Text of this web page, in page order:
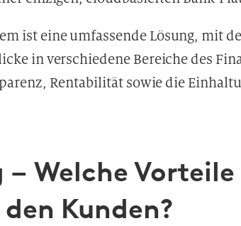
ist eine umfassende Lösung, mit
in verschiedene Bereiche des
Rentabilität sowie die
Welche Vorteile
Kunden?